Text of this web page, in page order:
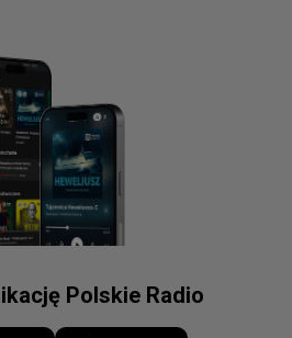
Polskie Radio